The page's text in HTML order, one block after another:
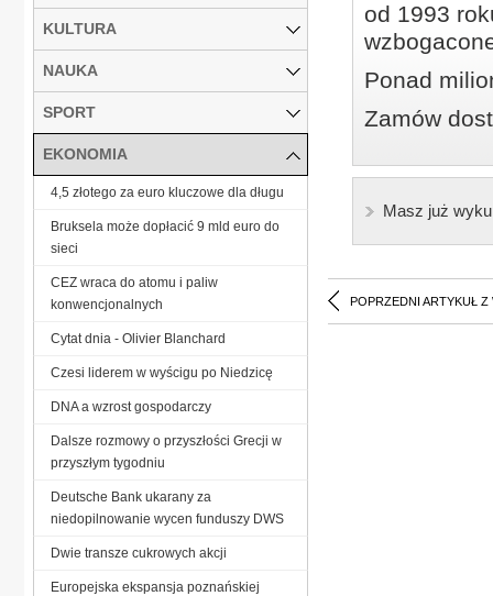
od 1993
Ponad
Zamów
Masz już
POPRZEDNI ARTYKUŁ Z
KULTURA
NAUKA
SPORT
EKONOMIA
4,5 złotego za euro kluczowe dla długu
Bruksela może dopłacić 9 mld euro do
sieci
CEZ wraca do atomu i paliw
konwencjonalnych
Cytat dnia - Olivier Blanchard
Czesi liderem w wyścigu po Niedzicę
DNA a wzrost gospodarczy
Dalsze rozmowy o przyszłości Grecji w
przyszłym tygodniu
Deutsche Bank ukarany za
niedopilnowanie wycen funduszy DWS
Dwie transze cukrowych akcji
Europejska ekspansja poznańskiej